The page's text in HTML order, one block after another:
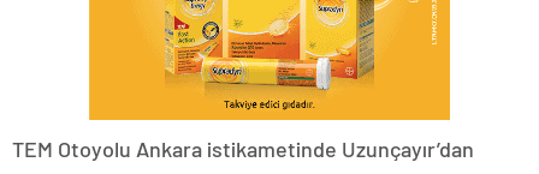
TEM Otoyolu Ankara istikametinde Uzunçayır’dan